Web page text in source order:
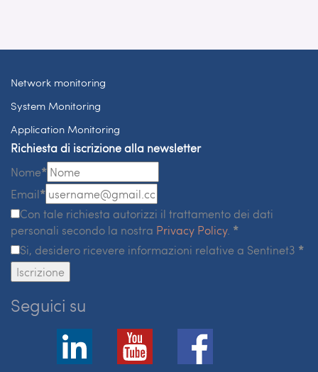
Network monitoring
System Monitoring
Application Monitoring
Richiesta di iscrizione alla newsletter
Nome*
Email*
Con tale richiesta autorizzi il trattamento dei dati
personali secondo la nostra Privacy Policy. *
Si, desidero ricevere informazioni relative a Sentinet3 *
Iscrizione
Seguici su